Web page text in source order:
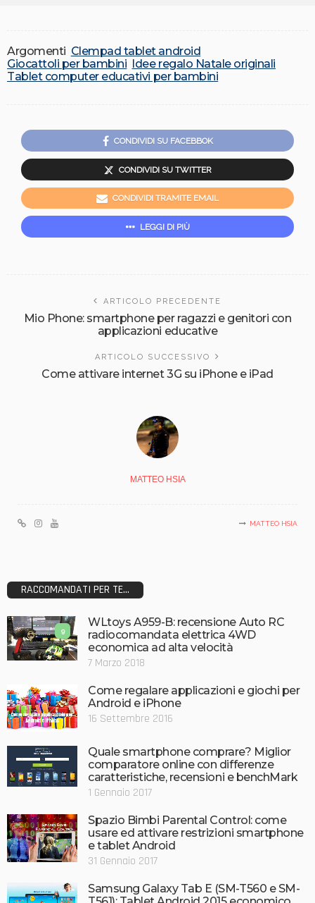
Argomenti Clempad tablet android
Giocattoli per bambini Idee regalo Natale originali
Tablet computer educativi per bambini
CONDIVIDI SU FACEBBOK
CONDIVIDI SU TWITTER
CONDIVIDI TRAMITE EMAIL
LEGGI DI PIÙ
ARTICOLO PRECEDENTE
Mio Phone: smartphone per ragazzi e genitori con
applicazioni educative
ARTICOLO SUCCESSIVO
Come attivare internet 3G su iPhone e iPad
MATTEO HSIA
MATTEO HSIA
RACCOMANDATI PER TE...
9
WLtoys A959-B: recensione Auto RC
radiocomandata elettrica 4WD
economica ad alta velocità
7 Marzo 2018
Come regalare applicazioni e giochi per
Android e iPhone
16 Settembre 2016
Quale smartphone comprare? Miglior
comparatore online con differenze
caratteristiche, recensioni e benchMark
1 Gennaio 2017
Spazio Bimbi Parental Control: come
usare ed attivare restrizioni smartphone
e tablet Android
31 Gennaio 2017
Samsung Galaxy Tab E (SM-T560 e SM-